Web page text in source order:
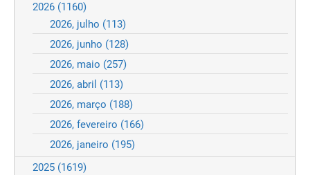
2026 (1160)
2026, julho (113)
2026, junho (128)
2026, maio (257)
2026, abril (113)
2026, março (188)
2026, fevereiro (166)
2026, janeiro (195)
2025 (1619)